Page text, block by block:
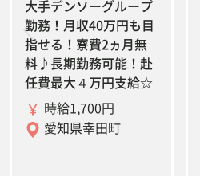
大手デンソーグループ
勤務！月収40万円も目
指せる！寮費2ヵ月無
料♪長期勤務可能！赴
任費最大４万円支給☆
時給1,700円
愛知県幸田町